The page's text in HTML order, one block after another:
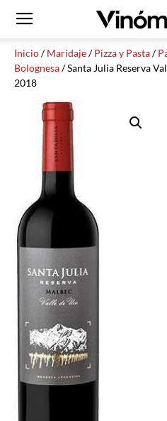
Inicio/Maridaje/Pizza y Pasta/
Bolognesa/ Santa Julia Reserva
2018